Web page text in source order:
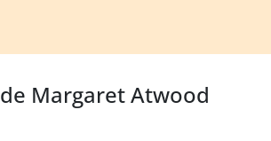
Margaret Atwood